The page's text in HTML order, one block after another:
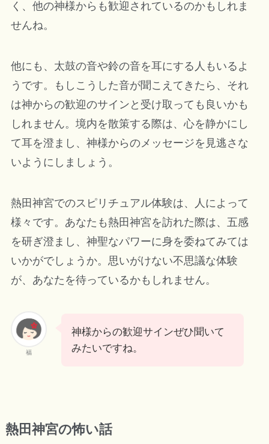
く、他の神様からも歓迎されているのかもしれま
せんね。
他にも、太鼓の音や鈴の音を耳にする人もいるよ
うです。もしこうした音が聞こえてきたら、それ
は神からの歓迎のサインと受け取っても良いかも
しれません。境内を散策する際は、心を静かにし
て耳を澄まし、神様からのメッセージを見逃さな
いようにしましょう。
熱田神宮でのスピリチュアル体験は、人によって
様々です。あなたも熱田神宮を訪れた際は、五感
を研ぎ澄まし、神聖なパワーに身を委ねてみては
いかがでしょうか。思いがけない不思議な体験
が、あなたを待っているかもしれません。
福
神様からの歓迎サインぜひ聞いて
みたいですね。
熱田神宮の怖い話